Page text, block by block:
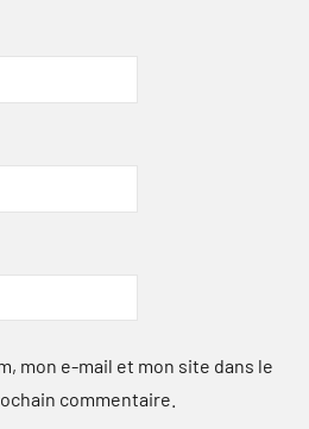
mon e-mail et mon site dans le
commentaire.